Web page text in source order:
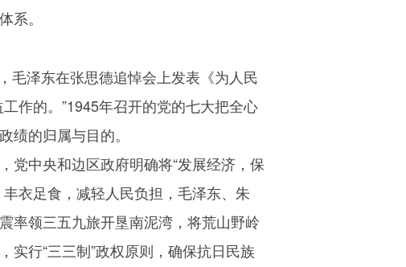
。
毛泽东在张思德追悼会上发表《为人民
作的。”1945年召开的党的七大把全心
的归属与目的。
党中央和边区政府明确将“发展经济，保
衣足食，减轻人民负担，毛泽东、朱
率领三五九旅开垦南泥湾，将荒山野岭
行“三三制”政权原则，确保抗日民族